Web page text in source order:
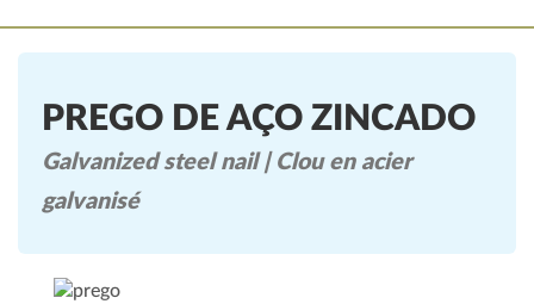
PREGO DE AÇO ZINCADO
Galvanized steel nail | Clou en acier
galvanisé